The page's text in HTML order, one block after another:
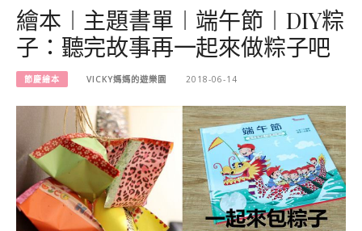
繪本︱主題書單︱端午節︱DIY粽
子：聽完故事再一起來做粽子吧
節慶繪本 VICKY媽媽的遊樂園 2018-06-14